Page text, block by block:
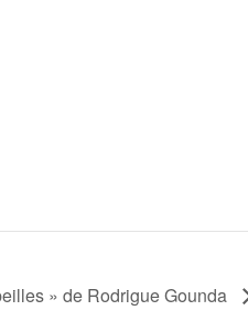
» de Rodrigue Gounda